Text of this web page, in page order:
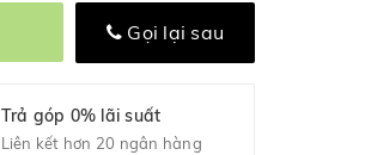
Gọi lại sau
Trả góp 0% lãi suất
Liên kết hơn 20 ngân hàng